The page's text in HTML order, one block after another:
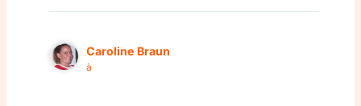
Caroline Braun
à